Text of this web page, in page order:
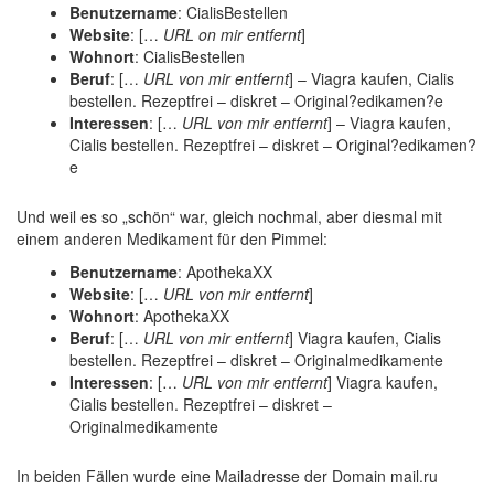
Benutzername: CialisBestellen
Website: [… URL on mir entfernt]
Wohnort: CialisBestellen
Beruf: [… URL von mir entfernt] – Viagra kaufen, Cialis
bestellen. Rezeptfrei – diskret – Original?edikamen?e
Interessen: [… URL von mir entfernt] – Viagra kaufen,
Cialis bestellen. Rezeptfrei – diskret – Original?edikamen?
e
Und weil es so „schön“ war, gleich nochmal, aber diesmal mit
einem anderen Medikament für den Pimmel:
Benutzername: ApothekaXX
Website: [… URL von mir entfernt]
Wohnort: ApothekaXX
Beruf: [… URL von mir entfernt] Viagra kaufen, Cialis
bestellen. Rezeptfrei – diskret – Originalmedikamente
Interessen: [… URL von mir entfernt] Viagra kaufen,
Cialis bestellen. Rezeptfrei – diskret –
Originalmedikamente
In beiden Fällen wurde eine Mailadresse der Domain mail.ru